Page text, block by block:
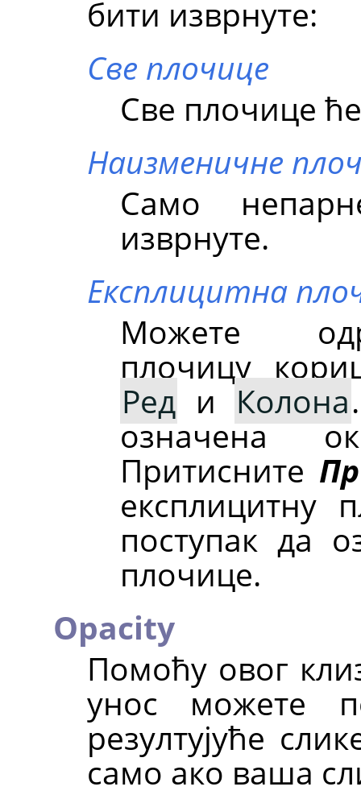
бити изврнуте:
Све плочице
Све плочице
Наизменичне
Само
изврнуте.
Експлицитна
Можете
плочицу
Ред и Колона
означена
Притисните
експлицитну
поступак да
плочице.
Opacity
Помоћу овог
унос можете
резултујуће
само ако ваша